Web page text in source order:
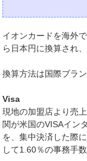
イオンカードを海外
ら日本円に換算され
換算方法は国際ブラ
Visa
現地の加盟店より売
関が米国のVISAイン
を、集中決済した際
して1.60％の事務手